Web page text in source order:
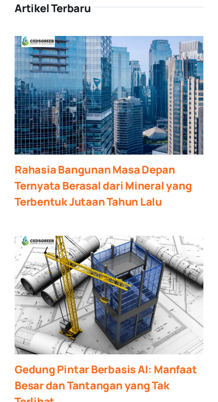
Artikel Terbaru
Rahasia Bangunan Masa Depan
Ternyata Berasal dari Mineral yang
Terbentuk Jutaan Tahun Lalu
Gedung Pintar Berbasis AI: Manfaat
Besar dan Tantangan yang Tak